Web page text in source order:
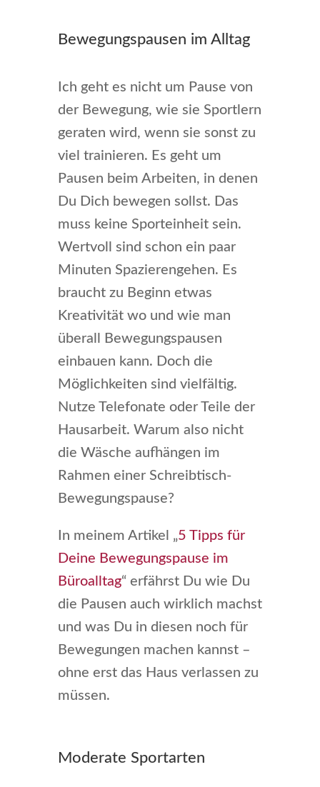
Bewegungspausen im Alltag
Ich geht es nicht um Pause von
der Bewegung, wie sie Sportlern
geraten wird, wenn sie sonst zu
viel trainieren. Es geht um
Pausen beim Arbeiten, in denen
Du Dich bewegen sollst. Das
muss keine Sporteinheit sein.
Wertvoll sind schon ein paar
Minuten Spazierengehen. Es
braucht zu Beginn etwas
Kreativität wo und wie man
überall Bewegungspausen
einbauen kann. Doch die
Möglichkeiten sind vielfältig.
Nutze Telefonate oder Teile der
Hausarbeit. Warum also nicht
die Wäsche aufhängen im
Rahmen einer Schreibtisch-
Bewegungspause?
In meinem Artikel „5 Tipps für
Deine Bewegungspause im
Büroalltag“ erfährst Du wie Du
die Pausen auch wirklich machst
und was Du in diesen noch für
Bewegungen machen kannst –
ohne erst das Haus verlassen zu
müssen.
Moderate Sportarten